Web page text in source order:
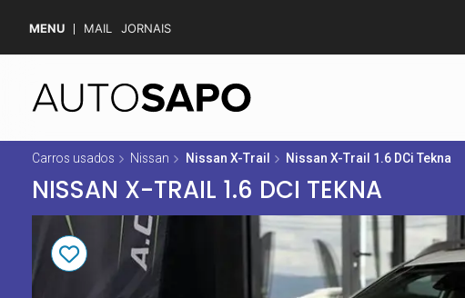
MENU MAIL JORNAIS
Carros usados Nissan Nissan X-Trail Nissan X-Trail 1.6 DCi Tekna
NISSAN X-TRAIL 1.6 DCI TEKNA